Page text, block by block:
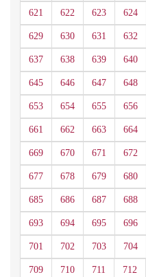
621 622 623 624
629 630 631 632
637 638 639 640
645 646 647 648
653 654 655 656
661 662 663 664
669 670 671 672
677 678 679 680
685 686 687 688
693 694 695 696
701 702 703 704
709 710 711 712